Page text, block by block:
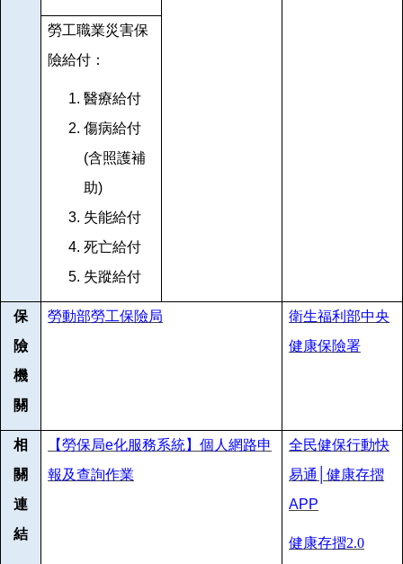
勞工職業災害保
險給付：
醫療給付
傷病給付
(含照護補
助)
失能給付
死亡給付
失蹤給付
保
險
機
關
勞動部勞工保險局
衛生福利部中央
健康保險署
相
關
連
結
【勞保局e化服務系統】個人網路申
報及查詢作業
全民健保行動快
易通│健康存摺
APP
健康存摺2.0